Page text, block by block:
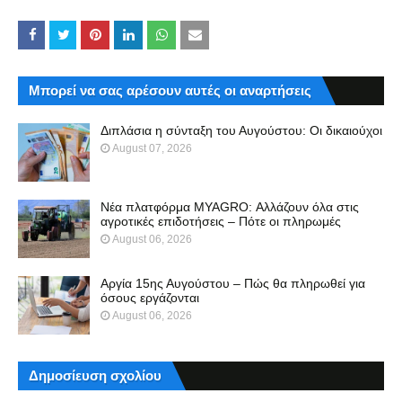
Μπορεί να σας αρέσουν αυτές οι αναρτήσεις
Διπλάσια η σύνταξη του Αυγούστου: Οι δικαιούχοι
August 07, 2026
Νέα πλατφόρμα MYAGRO: Αλλάζουν όλα στις
αγροτικές επιδοτήσεις – Πότε οι πληρωμές
August 06, 2026
Αργία 15ης Αυγούστου – Πώς θα πληρωθεί για
όσους εργάζονται
August 06, 2026
Δημοσίευση σχολίου